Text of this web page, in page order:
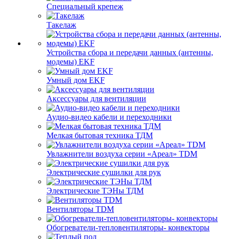
Специальный крепеж
Такелаж
Устройства сбора и передачи данных (антенны,
модемы) EKF
Умный дом EKF
Аксессуары для вентиляции
Аудио-видео кабели и переходники
Мелкая бытовая техника ТДМ
Увлажнители воздуха серии «Ареал» TDM
Электрические сушилки для рук
Электрические ТЭНы ТДМ
Вентиляторы TDM
Обогреватели-тепловентиляторы- конвекторы